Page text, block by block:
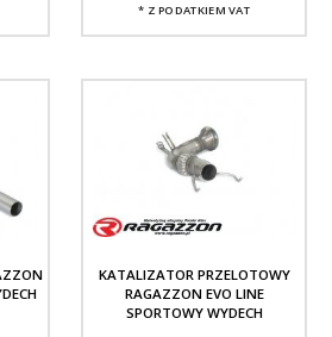
* Z PODATKIEM VAT
KATALIZATOR PRZELOTOWY
RAGAZZON EVO LINE
SPORTOWY WYDECH